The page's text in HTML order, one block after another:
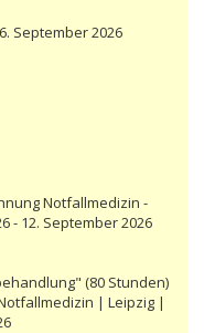
September 2026
Notfallmedizin -
- 12. September 2026
(80 Stunden)
| Leipzig |